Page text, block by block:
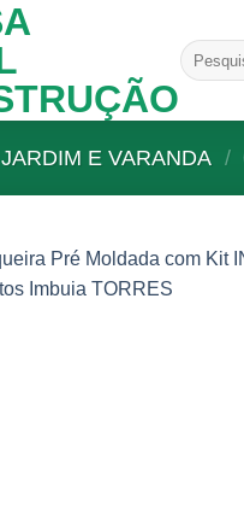
Pesquisar
por:
JARDIM E VARANDA /